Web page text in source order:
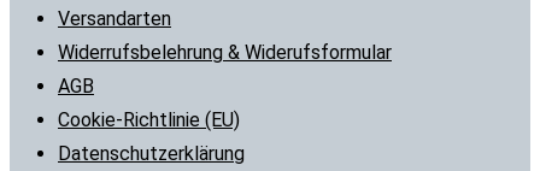
Versandarten
Widerrufsbelehrung & Widerufsformular
AGB
Cookie-Richtlinie (EU)
Datenschutzerklärung